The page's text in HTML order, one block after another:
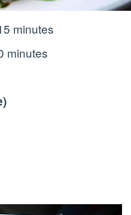
minutes
minutes
)